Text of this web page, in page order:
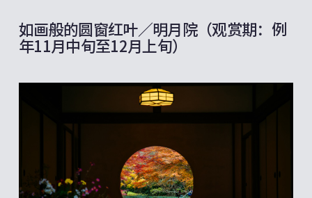
如画般的圆窗红叶／明月院（观赏期：例
年11月中旬至12月上旬）